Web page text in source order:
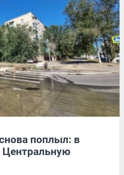
поплыл: в
Центральную